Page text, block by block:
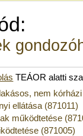
TEÁOR alatti
nem
ellátása (871011)
működtetése
(871005)